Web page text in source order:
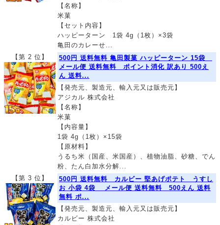
【名称】
米菓
【セット内容】
ハッピーターン 1袋 4g（1枚）×3袋
亀田のカレーせ...
【第 2 位】
500円 送料無料 亀田製菓 ハッピーターン 15袋
メール便 送料無料 ポイント消化 訳あり 500え
ん 送料...
【発売元、製造元、輸入元又は販売元】
アジカル 株式会社
【名称】
米菓
【内容量】
1袋 4g（1枚）×15袋
【原材料】
うるち米（国産、米国産）、植物油脂、砂糖、でん
粉、たん白加水分解...
【第 3 位】
500円 送料無料 カルビー 堅あげポテト うすし
お 小袋 4袋 メール便 送料無料 500えん 送料
無料 ポ...
【発売元、製造元、輸入元又は販売元】
カルビー 株式会社